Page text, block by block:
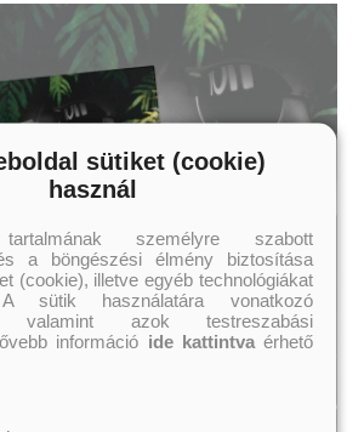
sütiket (cookie)
használ
tartalmának személyre szabott
a böngészési élmény biztosítása
(cookie), illetve egyéb technológiákat
A sütik használatára vonatkozó
valamint azok testreszabási
információ ide kattintvaérhető